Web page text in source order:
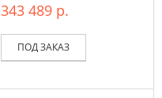
343 489 р.
ПОД ЗАКАЗ